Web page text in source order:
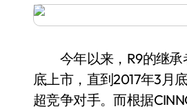
今年以来，R9的继承
底上市，直到2017年3月
超竞争对手。而根据